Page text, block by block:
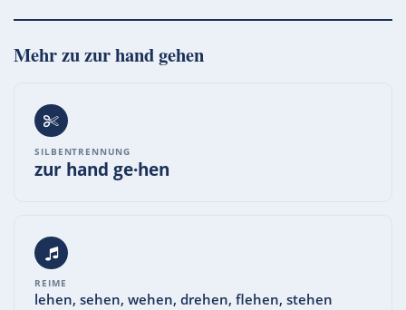
Mehr zuzur hand gehen
SILBENTRENNUNG
zur hand ge·hen
REIME
lehen, sehen, wehen, drehen, flehen, stehen